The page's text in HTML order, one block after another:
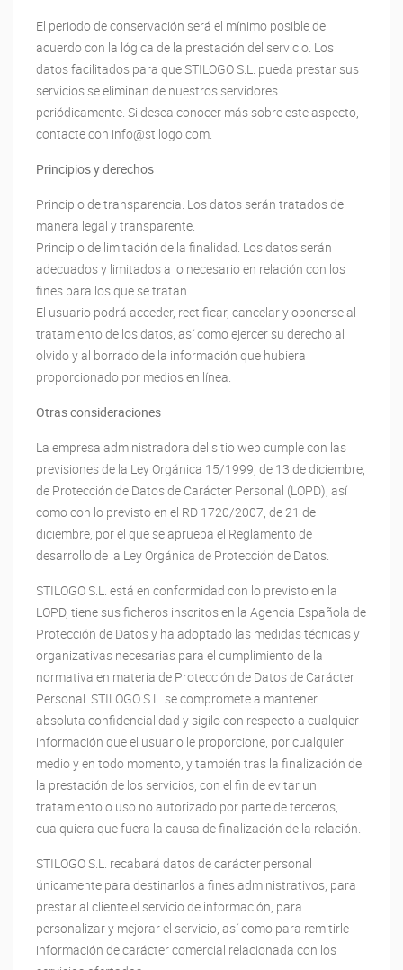
El periodo de conservación será el mínimo posible de
acuerdo con la lógica de la prestación del servicio. Los
datos facilitados para que STILOGO S.L. pueda prestar sus
servicios se eliminan de nuestros servidores
periódicamente. Si desea conocer más sobre este aspecto,
contacte con info@stilogo.com.
Principios y derechos
Principio de transparencia. Los datos serán tratados de
manera legal y transparente.
Principio de limitación de la finalidad. Los datos serán
adecuados y limitados a lo necesario en relación con los
fines para los que se tratan.
El usuario podrá acceder, rectificar, cancelar y oponerse al
tratamiento de los datos, así como ejercer su derecho al
olvido y al borrado de la información que hubiera
proporcionado por medios en línea.
Otras consideraciones
La empresa administradora del sitio web cumple con las
previsiones de la Ley Orgánica 15/1999, de 13 de diciembre,
de Protección de Datos de Carácter Personal (LOPD), así
como con lo previsto en el RD 1720/2007, de 21 de
diciembre, por el que se aprueba el Reglamento de
desarrollo de la Ley Orgánica de Protección de Datos.
STILOGO S.L. está en conformidad con lo previsto en la
LOPD, tiene sus ficheros inscritos en la Agencia Española de
Protección de Datos y ha adoptado las medidas técnicas y
organizativas necesarias para el cumplimiento de la
normativa en materia de Protección de Datos de Carácter
Personal. STILOGO S.L. se compromete a mantener
absoluta confidencialidad y sigilo con respecto a cualquier
información que el usuario le proporcione, por cualquier
medio y en todo momento, y también tras la finalización de
la prestación de los servicios, con el fin de evitar un
tratamiento o uso no autorizado por parte de terceros,
cualquiera que fuera la causa de finalización de la relación.
STILOGO S.L. recabará datos de carácter personal
únicamente para destinarlos a fines administrativos, para
prestar al cliente el servicio de información, para
personalizar y mejorar el servicio, así como para remitirle
información de carácter comercial relacionada con los